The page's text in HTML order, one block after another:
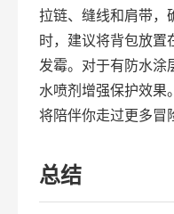
拉链、缝线和肩带，
时，建议将背包放置
发霉。对于有防水涂
水喷剂增强保护效果
将陪伴你走过更多冒
总结